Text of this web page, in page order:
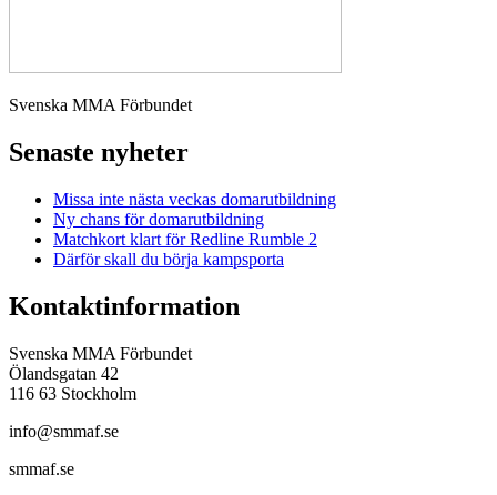
Svenska MMA Förbundet
Senaste nyheter
Missa inte nästa veckas domarutbildning
Ny chans för domarutbildning
Matchkort klart för Redline Rumble 2
Därför skall du börja kampsporta
Kontaktinformation
Svenska MMA Förbundet
Ölandsgatan 42
116 63 Stockholm
info@smmaf.se
smmaf.se